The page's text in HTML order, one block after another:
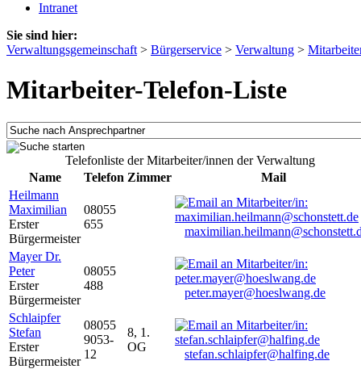
Intranet
Sie sind hier:
Verwaltungsgemeinschaft > Bürgerservice > Verwaltung >
Mitarbeiter-Telefon-Liste
Telefonliste der Mitarbeiter/innen der Verwaltung
Name
Telefon Zimmer
Mail
Heilmann
Maximilian
Erster
Bürgermeister
08055
655
Mayer Dr.
Peter
Erster
Bürgermeister
08055
488
peter.mayer@hoeslwang.de
Schlaipfer
Stefan
Erster
Bürgermeister
08055
9053-
12
8, 1.
OG
stefan.schlaipfer@halfing.de